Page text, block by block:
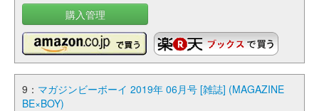
購入管理
9： マガジンビーボーイ 2019年 06月号 [雑誌] (MAGAZINE
BE×BOY)